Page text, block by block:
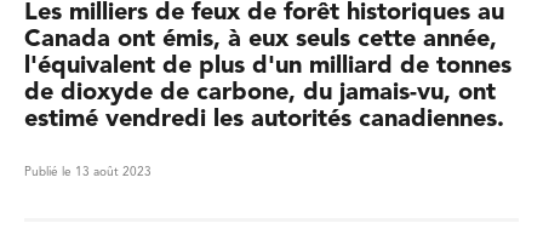
Les milliers de feux de forêt historiques au
Canada ont émis, à eux seuls cette année,
l'équivalent de plus d'un milliard de tonnes
de dioxyde de carbone, du jamais-vu, ont
estimé vendredi les autorités canadiennes.
Publié le 13 août 2023